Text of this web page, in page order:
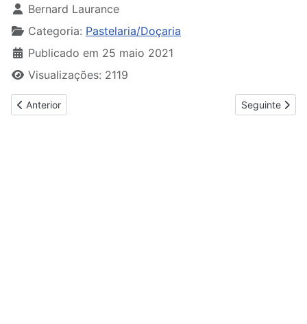
Bernard Laurance
Categoria: Pastelaria/Doçaria
Publicado em 25 maio 2021
Visualizações: 2119
Artigo anterior: 50 Gâteaux de Grands Pâtissiers
Anterior Artigo
Seguinte